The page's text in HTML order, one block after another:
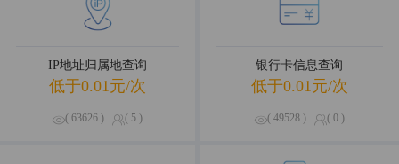
IP地址归属地查询
低于0.01元/次
( 63626 ) ( 5 )
银行卡信息查询
低于0.01元/次
( 49528 ) ( 0 )